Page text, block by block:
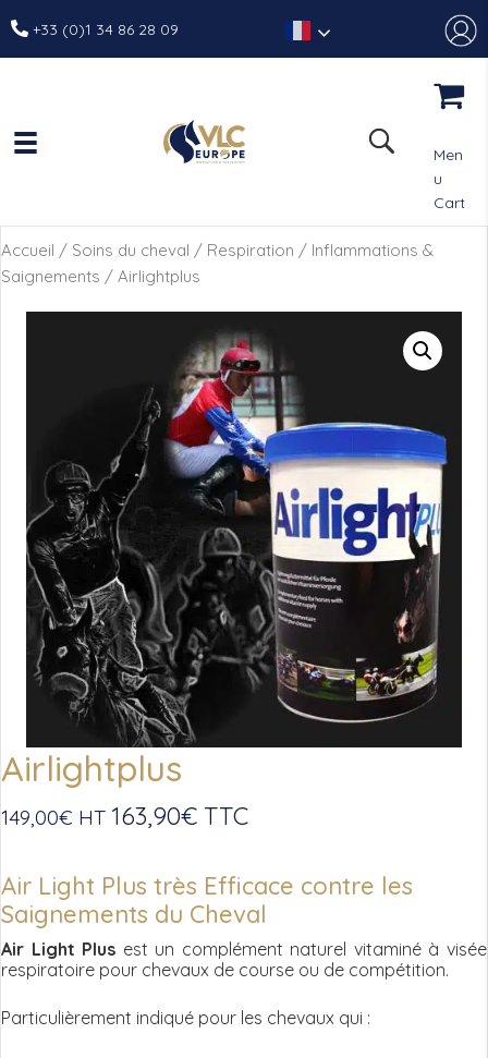
+33 (0)1 34 86 28 09
Men
u
Cart
Accueil / Soins du cheval / Respiration / Inflammations &
Saignements / Airlightplus
Airlightplus
149,00€ HT 163,90€ TTC
Air Light Plus très Efficace contre les
Saignements du Cheval
Air Light Plus est un complément naturel vitaminé à visée
respiratoire pour chevaux de course ou de compétition.
Particulièrement indiqué pour les chevaux qui :